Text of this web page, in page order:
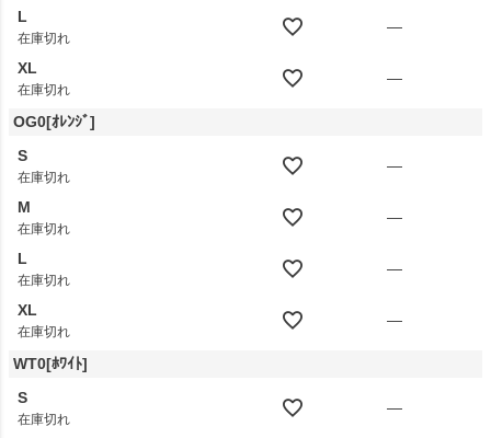
L
在庫切れ
—
XL
在庫切れ
—
OG0[ｵﾚﾝｼﾞ]
S
在庫切れ
—
M
在庫切れ
—
L
在庫切れ
—
XL
在庫切れ
—
WT0[ﾎﾜｲﾄ]
S
在庫切れ
—